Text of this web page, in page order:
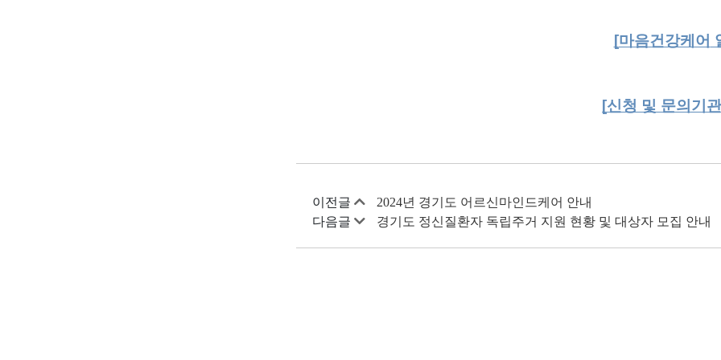
[마음건강케어
[신청 및 문의기
이전글
2024년 경기도 어르신마인드케어 안내
다음글
경기도 정신질환자 독립주거 지원 현황 및 대상자 모집 안내